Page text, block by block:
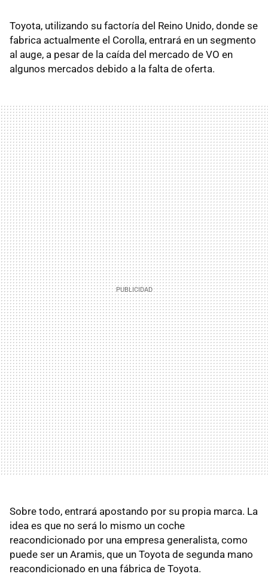
Toyota, utilizando su factoría del Reino Unido, donde se
fabrica actualmente el Corolla, entrará en un segmento
al auge, a pesar de la caída del mercado de VO en
algunos mercados debido a la falta de oferta.
Sobre todo, entrará apostando por su propia marca. La
idea es que no será lo mismo un coche
reacondicionado por una empresa generalista, como
puede ser un Aramis, que un Toyota de segunda mano
reacondicionado en una fábrica de Toyota.